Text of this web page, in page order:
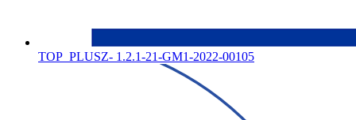
TOP_PLUSZ- 1.2.1-21-GM1-2022-00105